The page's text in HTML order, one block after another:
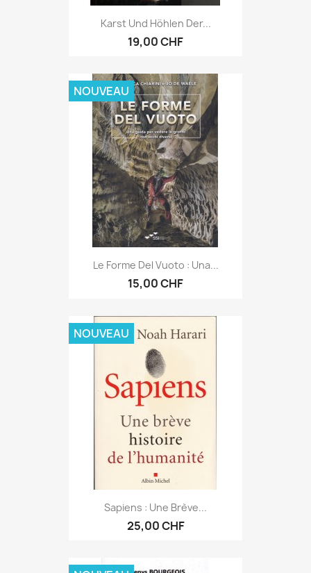
Karst Und Höhlen Der...
19,00 CHF
Le Forme Del Vuoto : Una...
15,00 CHF
NOUVEAU
Sapiens : Une Brève...
25,00 CHF
NOUVEAU